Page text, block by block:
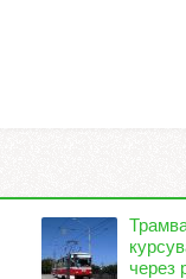
через